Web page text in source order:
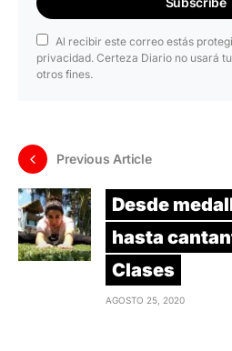
Al recibir este correo estás
privacidad. Certeza Diario no usará
otros fines.
Previous Article
Desde
hasta
Clases
AGOSTO 25, 2020